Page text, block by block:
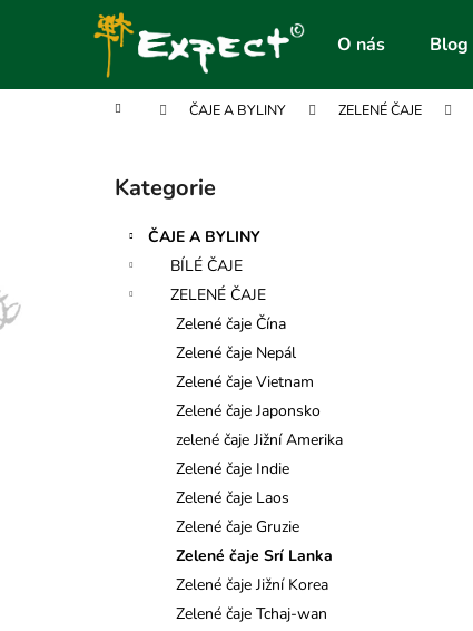
O nás Blog
Domů ČAJE A BYLINY ZELENÉ ČAJE
Přeskočit
kategorie
Kategorie
ČAJE A BYLINY
BÍLÉ ČAJE
ZELENÉ ČAJE
Zelené čaje Čína
Zelené čaje Nepál
Zelené čaje Vietnam
Zelené čaje Japonsko
zelené čaje Jižní Amerika
Zelené čaje Indie
Zelené čaje Laos
Zelené čaje Gruzie
Zelené čaje Srí Lanka
Zelené čaje Jižní Korea
Zelené čaje Tchaj-wan
í
Zpět
do
Zpět
do